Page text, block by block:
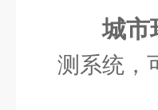
城市
测系统，